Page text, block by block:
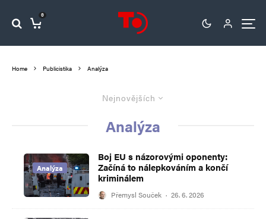
0
Home Publicistika Analýza
Nejnovějších
Analýza
Analýza
Boj EU s názorovými oponenty:
Začíná to nálepkováním a končí
kriminálem
Přemysl Souček · 26. 6. 2026